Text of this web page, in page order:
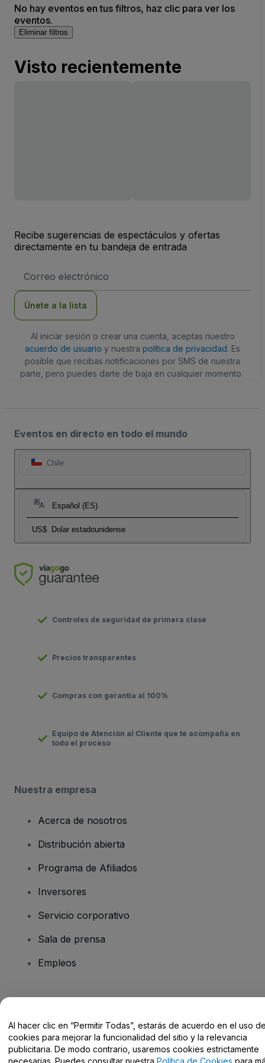
(InActive)
No hay eventos en tus filtros, haz clic para ver los
eventos.
Eliminar filtros
Visto recientemente
Recibe sugerencias de espectáculos y ofertas
directamente en tu bandeja de entrada
de
Únete a la lista
Al iniciar sesión o crear una cuenta, aceptas nuestro
acuerdo de usuario y nuestra política de privacidad. Es
posible que recibas notificaciones por SMS de nuestra
parte, pero puedes darte de baja en cualquier momento.
Eventos en directo en todo el mundo
Chile
Español (ES)
US$ Dolar estadounidense
Controles de seguridad de primera clase
Precios transparentes
Compras con garantía al 100%
Equipo de Atención al Cliente que te acompaña en
todo el proceso
Nuestra empresa
Acerca de nosotros
Distribución abierta
Programa de Afiliados
Inversores
Servicio corporativo
Sala de prensa
Empleos
Centro de Ayuda / Contacto
Al hacer clic en “Permitir Todas”, estarás de acuerdo en el uso
cookies para mejorar la funcionalidad del sitio y la relevancia
publicitaria. De modo contrario, usaremos cookies estrictamente
necesarias. Puedes consultar nuestra Política de Cookies para